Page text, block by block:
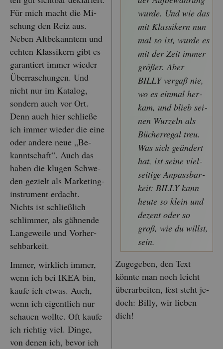
Für mich macht die Mi­
schung den Reiz aus.
Neben Alt­be­kann­tem und
ech­ten Klas­si­kern gibt es
ga­ran­tiert immer wie­der
Über­ra­schun­gen. Und
nicht nur im Ka­ta­log,
son­dern auch vor Ort.
Denn auch hier schlie­ße
ich immer wie­der die eine
oder an­de­re neue „Be­
kannt­schaft“. Auch das
haben die klu­gen Schwe­
den ge­zielt als Mar­ke­ting­
in­stru­ment er­dacht.
Nichts ist schlie­ß­lich
schlim­mer, als gäh­nen­de
Lan­ge­wei­le und Vor­her­
seh­bar­keit.
Immer, wirk­lich immer,
wenn ich bei IKEA bin,
kaufe ich etwas. Auch,
wenn ich ei­gent­lich nur
schau­en woll­te. Oft kaufe
ich rich­tig viel. Dinge,
von denen ich, bevor ich
wurde. Und wie das
mit Klas­si­kern nun
mal so ist, wurde es
mit der Zeit immer
grö­ßer. Aber
BILLY ver­gaß nie,
wo es ein­mal her­
kam, und blieb sei­
nen Wur­zeln als
Bü­cher­re­gal treu.
Was sich ge­än­dert
hat, ist seine viel­
sei­ti­ge An­pass­bar­
keit: BILLY kann
heute so klein und
de­zent oder so
groß, wie du willst,
sein.
Zu­ge­ge­ben, den Text
könn­te man noch leicht
über­ar­bei­ten, fest steht je­
doch: Billy, wir lie­ben
dich!